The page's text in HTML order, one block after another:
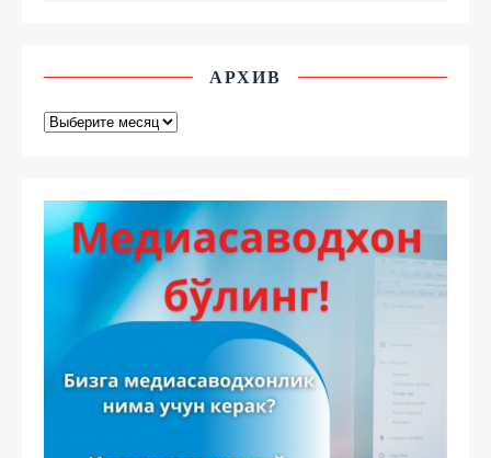
АРХИВ